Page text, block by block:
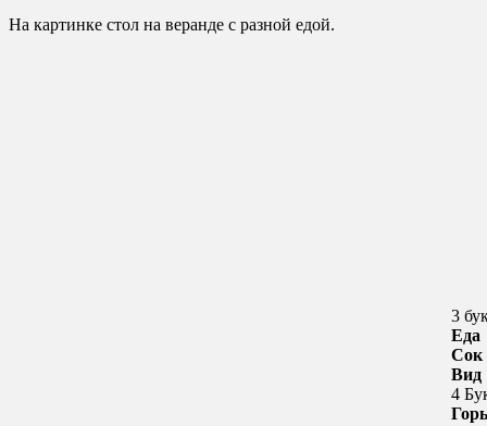
На картинке стол на веранде с разной едой.
3
Еда
Сок
Вид
4